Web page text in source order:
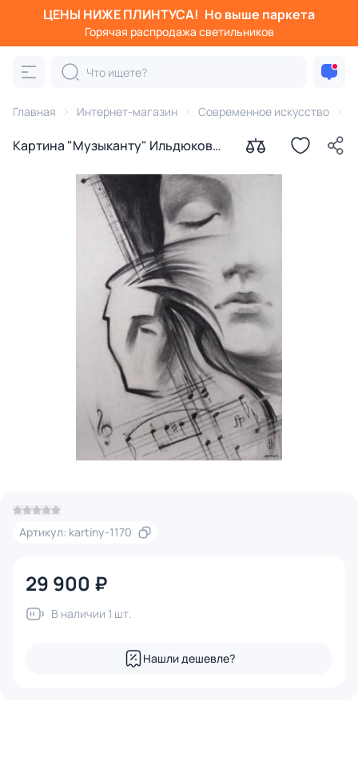
ЦЕНЫ НИЖЕ ПЛИНТУСА! Но выше паркета
Горячая распродажа светильников
Главная Интернет-магазин Современное искусство
Картина "Музыканту" Ильдюков
Артикул: kartiny-1170
29 900 ₽
В наличии 1 шт.
Нашли дешевле?